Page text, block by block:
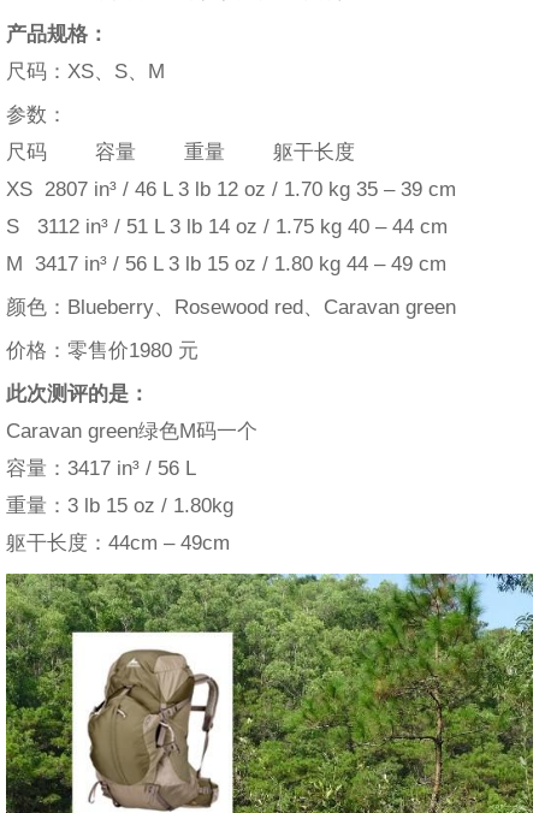
产品规格：
尺码：XS、S、M
参数：
尺码 容量 重量 躯干长度
XS 2807 in³ / 46 L 3 lb 12 oz / 1.70 kg 35 – 39 cm
S 3112 in³ / 51 L 3 lb 14 oz / 1.75 kg 40 – 44 cm
M 3417 in³ / 56 L 3 lb 15 oz / 1.80 kg 44 – 49 cm
颜色：Blueberry、Rosewood red、Caravan green
价格：零售价1980 元
此次测评的是：
Caravan green绿色M码一个
容量：3417 in³ / 56 L
重量：3 lb 15 oz / 1.80kg
躯干长度：44cm – 49cm